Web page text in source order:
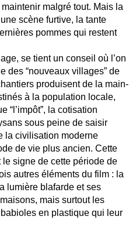
malgré tout. Mais la
scène furtive, la tante
pommes qui restent
se tient un conseil où l’on
des “nouveaux villages” de
produisent de la main-
à la population locale,
“l’impôt”, la cotisation
sous peine de saisir
la civilisation moderne
de vie plus ancien. Cette
signe de cette période de
autres éléments du film : la
lumière blafarde et ses
mais surtout les
en plastique qui leur